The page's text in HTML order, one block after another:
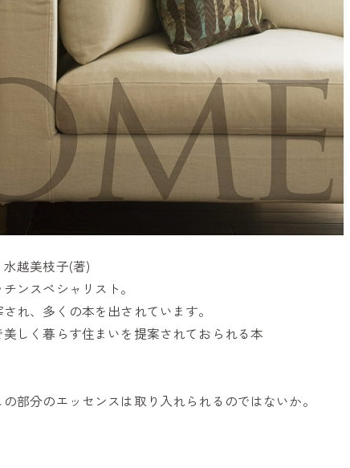
越美枝子(著)
ンスペシャリスト。
れ、多くの本を出されています。
しく暮らす住まいを提案されておられる本
部分のエッセンスは取り入れられるのではないか。